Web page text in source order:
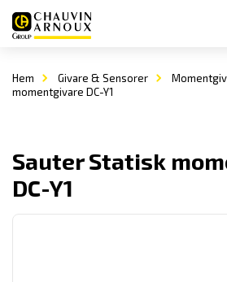
Hem Givare & Sensorer
momentgivare DC-Y1
Sauter Statisk
DC-Y1